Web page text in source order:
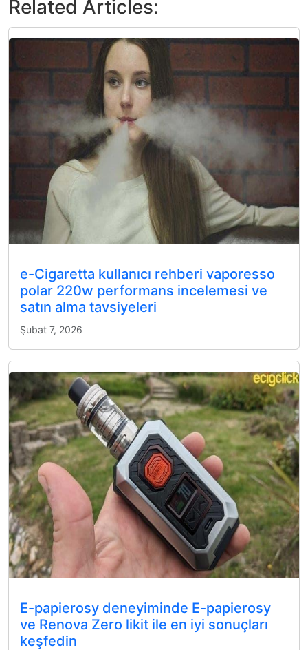
Related Articles:
e-Cigaretta kullanıcı rehberi vaporesso
polar 220w performans incelemesi ve
satın alma tavsiyeleri
Şubat 7, 2026
E-papierosy deneyiminde E-papierosy
ve Renova Zero likit ile en iyi sonuçları
keşfedin